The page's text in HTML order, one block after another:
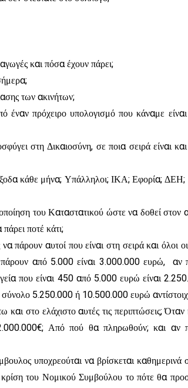
και πόσα έχουν πάρει;
των ακινήτων;
έναν πρόχειρο υπολογισμό που κάναμε
στη Δικαιοσύνη, σε ποια σειρά είναι
κάθε μήνα; Υπάλληλοι; ΙΚΑ; Εφορία;
του Καταστατικού ώστε να δοθεί στον
ποτέ κάτι;
αυτοί που είναι στη σειρά και όλοι
από 5.000 είναι 3.000.000 ευρώ, αν
που είναι 450 από 5.000 ευρώ είναι
5.250.000 ή 10.500.000 ευρώ
στο ελάχιστο αυτές τις περιπτώσεις;
Από πού θα πληρωθούν; και αν
υποχρεούται να βρίσκεται καθημερινά
του Νομικού Συμβούλου το πότε θα